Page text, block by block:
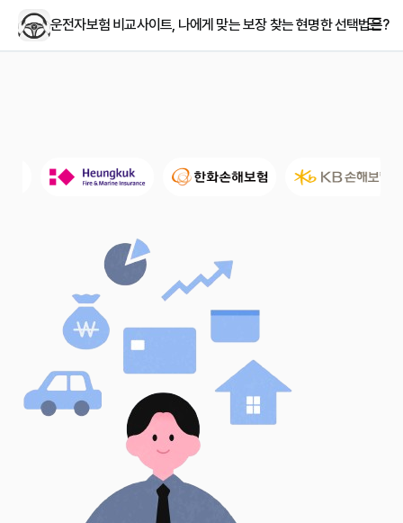
운전자보험 비교사이트, 나에게 맞는 보장 찾는 현명한 선택법은?